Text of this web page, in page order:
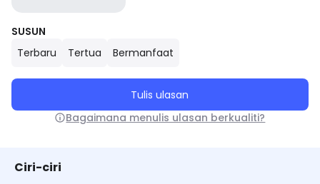
SUSUN
Terbaru
Tertua Bermanfaat
Tulis ulasan
Bagaimana menulis ulasan berkualiti?
Ciri-ciri